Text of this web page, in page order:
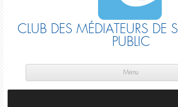
CLUB DES MÉDIATEURS DE
PUBLIC
Menu